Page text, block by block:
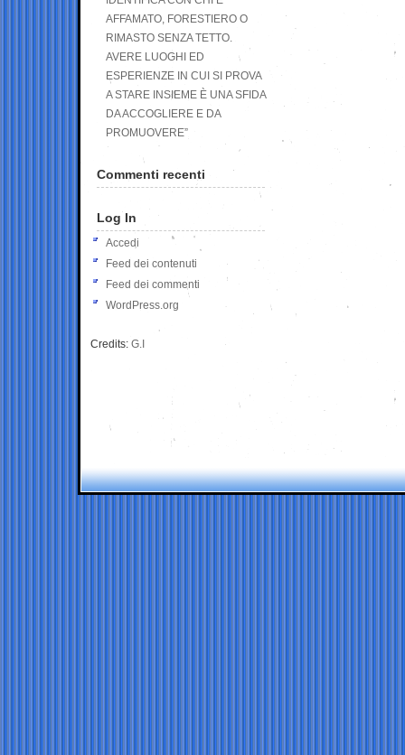
AFFAMATO, FORESTIERO O
RIMASTO SENZA TETTO.
AVERE LUOGHI ED
ESPERIENZE IN CUI SI PROVA
A STARE INSIEME È UNA SFIDA
DA ACCOGLIERE E DA
PROMUOVERE”
Commenti recenti
Log In
Accedi
Feed dei contenuti
Feed dei commenti
WordPress.org
Credits: G.I